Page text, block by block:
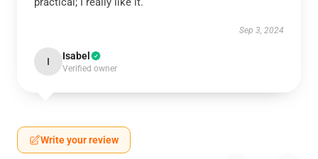
Sep 3, 2024
I Isabel
Verified owner
Write your review